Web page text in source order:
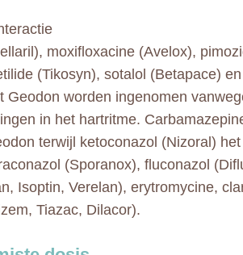
moxifloxacine (Avelox),
(Tikosyn), sotalol (Betapace)
Geodon worden ingenomen
in het hartritme.
terwijl ketoconazol (Nizoral)
(Sporanox), fluconazol
Isoptin, Verelan), erytromycine,
Tiazac, Dilacor).